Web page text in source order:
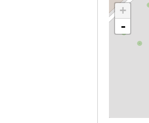
+
-